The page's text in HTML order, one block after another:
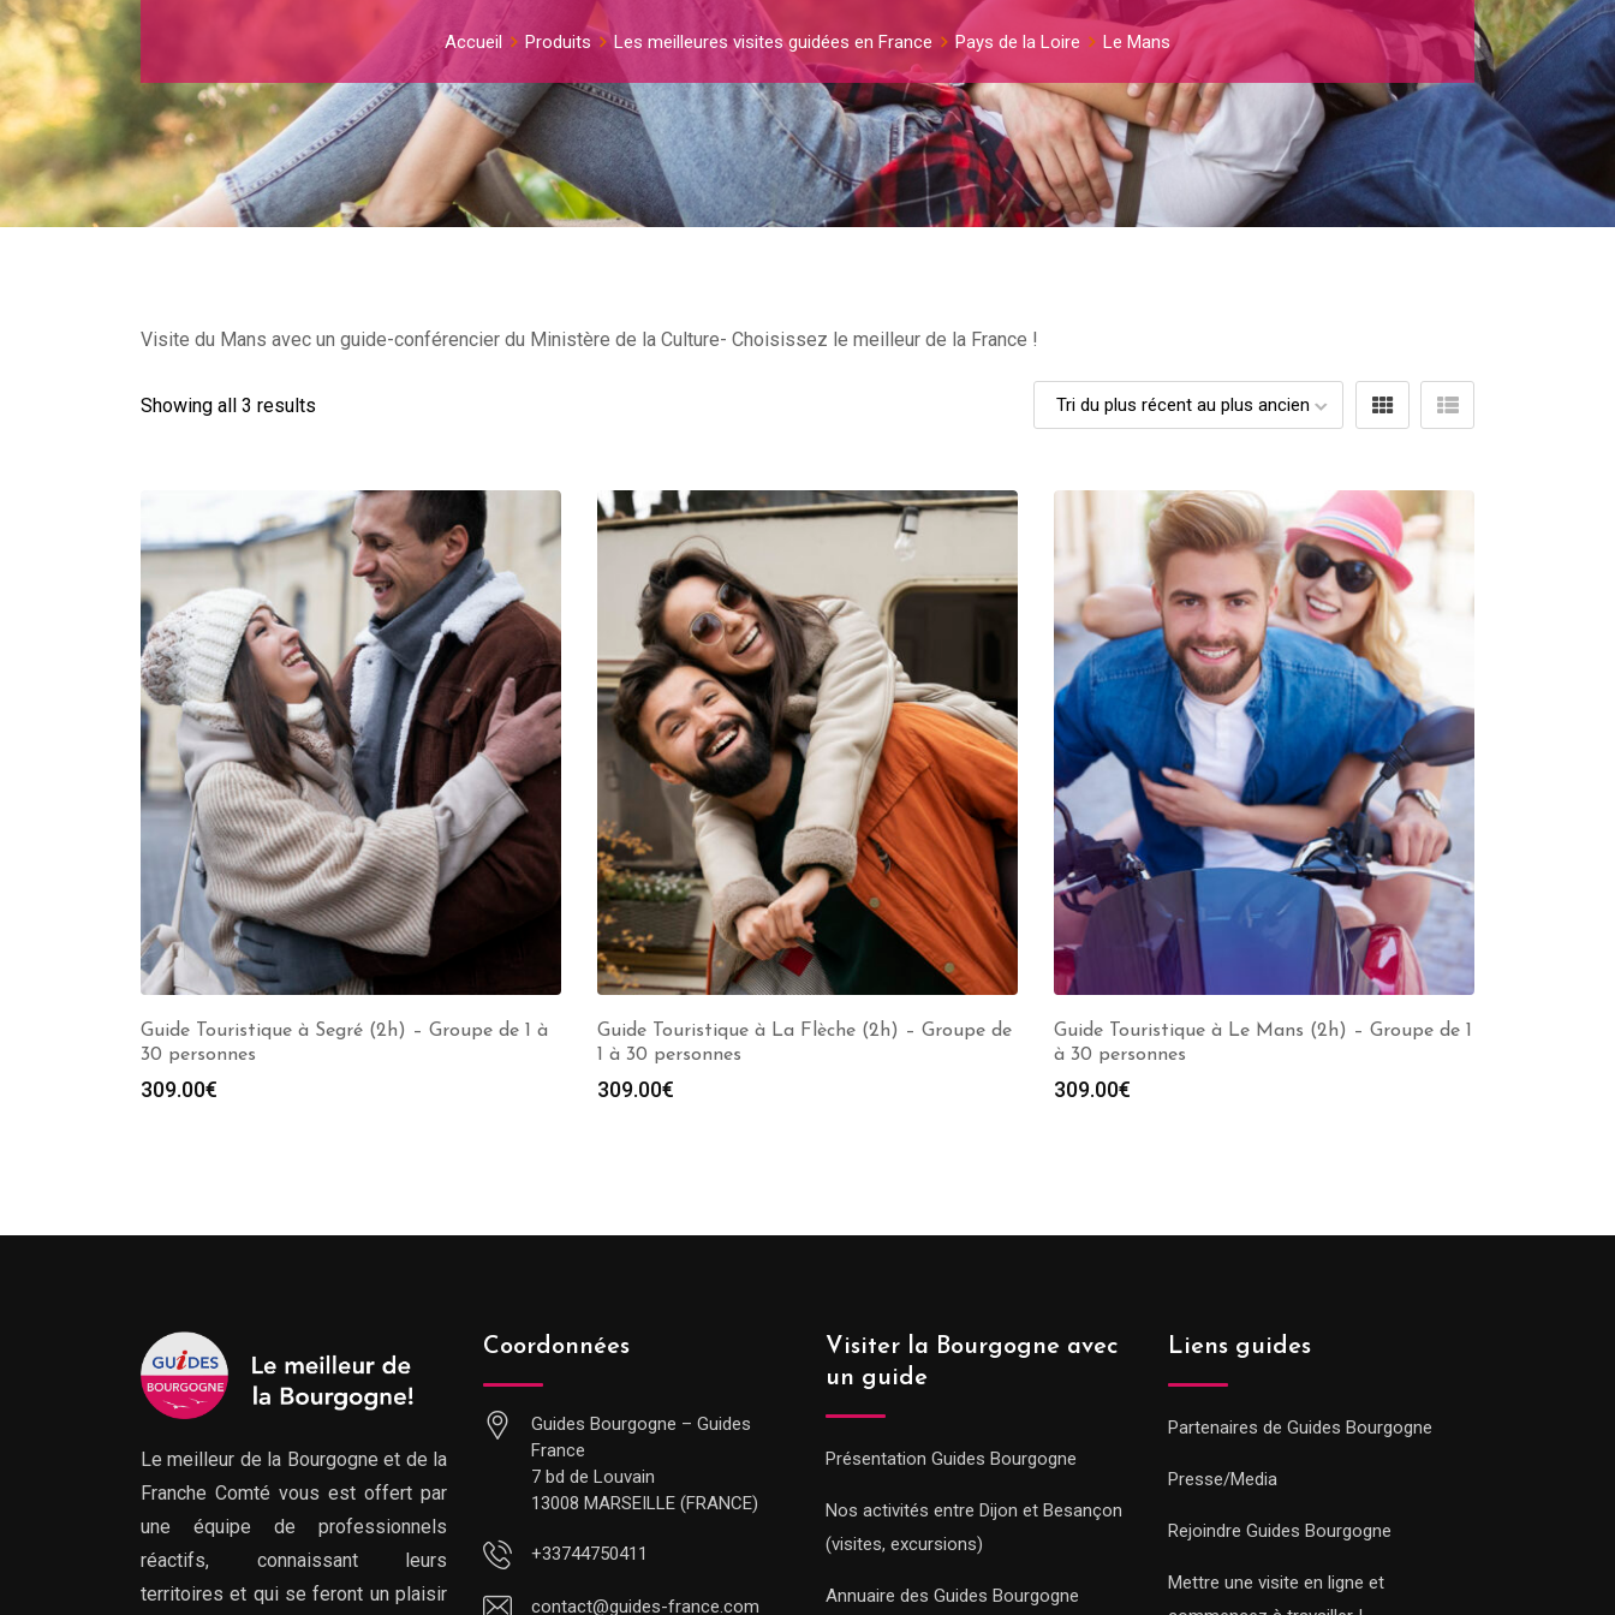
Accueil Produits Les meilleures visites guidées en France Pays de la Loire Le Mans
Visite du Mans avec un guide-conférencier du Ministère de la Culture- Choisissez le meilleur de la France !
Showing all 3 results
Guide Touristique à Segré (2h) – Groupe de 1 à
30 personnes
309.00€
Guide Touristique à La Flèche (2h) – Groupe de
1 à 30 personnes
309.00€
Guide Touristique à Le Mans (2h) – Groupe de 1
à 30 personnes
309.00€
Le meilleur de la Bourgogne et de la
Franche Comté vous est offert par
une équipe de professionnels
réactifs, connaissant leurs
territoires et qui se feront un plaisir
Coordonnées
Guides Bourgogne – Guides
France
7 bd de Louvain
13008 MARSEILLE (FRANCE)
+33744750411
contact@guides-france.com
Visiter la Bourgogne avec
un guide
Présentation Guides Bourgogne
Nos activités entre Dijon et Besançon
(visites, excursions)
Annuaire des Guides Bourgogne
Liens guides
Partenaires de Guides Bourgogne
Presse/Media
Rejoindre Guides Bourgogne
Mettre une visite en ligne et